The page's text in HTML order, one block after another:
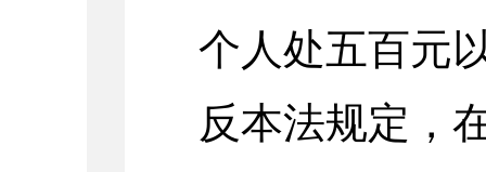
个人处五百元
反本法规定，